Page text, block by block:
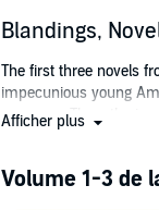
Blandings,
The first three novels
impecunious young
museum. Then, the
Afficher plus
Volume 1-3 de